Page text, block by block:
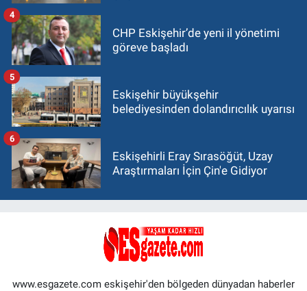
CHP Eskişehir’de yeni il yönetimi
göreve başladı
4
Eskişehir büyükşehir
belediyesinden dolandırıcılık uyarısı
5
Eskişehirli Eray Sırasöğüt, Uzay
Araştırmaları İçin Çin'e Gidiyor
6
www.esgazete.com eskişehir'den bölgeden dünyadan haberler